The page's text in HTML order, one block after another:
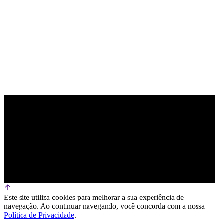
Este site utiliza cookies para melhorar a sua experiência de
navegação. Ao continuar navegando, você concorda com a nossa
Política de Privacidade.